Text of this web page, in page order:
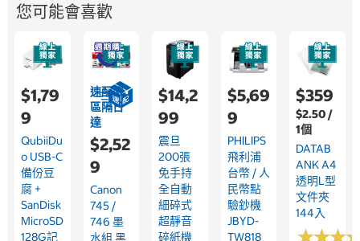
您可能會喜歡
$1,79
9
QubiiDu
O USB-C
備份豆
腐 +
SanDisk
MicroSD
128G記
速配限
區隔日
達
$2,52
9
Canon
745 /
746 墨
水組 黑
$14,2
99
震旦
200張
免手持
全自動
細碎式
超靜音
碎紙機
$5,69
9
PHILIPS
飛利浦
台幣 / 人
民幣點
驗鈔機
JBYD-
TW818
$359
$2.50 /
1個
DATAB
ANK A4
透明L型
文件夾
144入